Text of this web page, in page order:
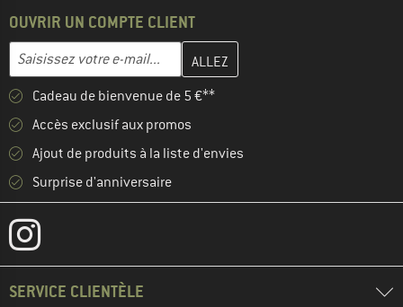
OUVRIR UN COMPTE CLIENT
Adresse e-mail
Entrez votre adresse e-mail ici et créez votre compte client à la
Cadeau de bienvenue de 5 €**
Accès exclusif aux promos
Ajout de produits à la liste d'envies
Surprise d'anniversaire
SERVICE CLIENTÈLE